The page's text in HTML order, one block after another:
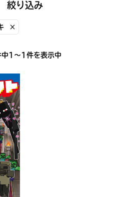
絞り込み
×
1〜1件を表示中